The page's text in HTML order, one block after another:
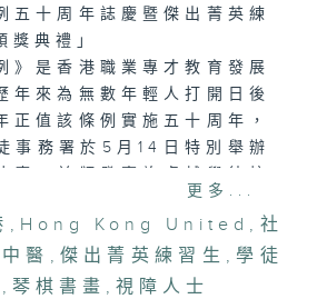
五十周年誌慶暨傑出菁英練
獎典禮」
》是香港職業專才教育發展
年來為無數年輕人打開日後
正值該條例實施五十周年，
事務署於5月14日特別舉辦
英練習生等多個獎項，表揚
色的學徒。
場展價值」
更多...
, Hong Kong United , 社
中醫 , 傑出菁英練習生 , 學徒
,琴棋書畫 ,視障人士